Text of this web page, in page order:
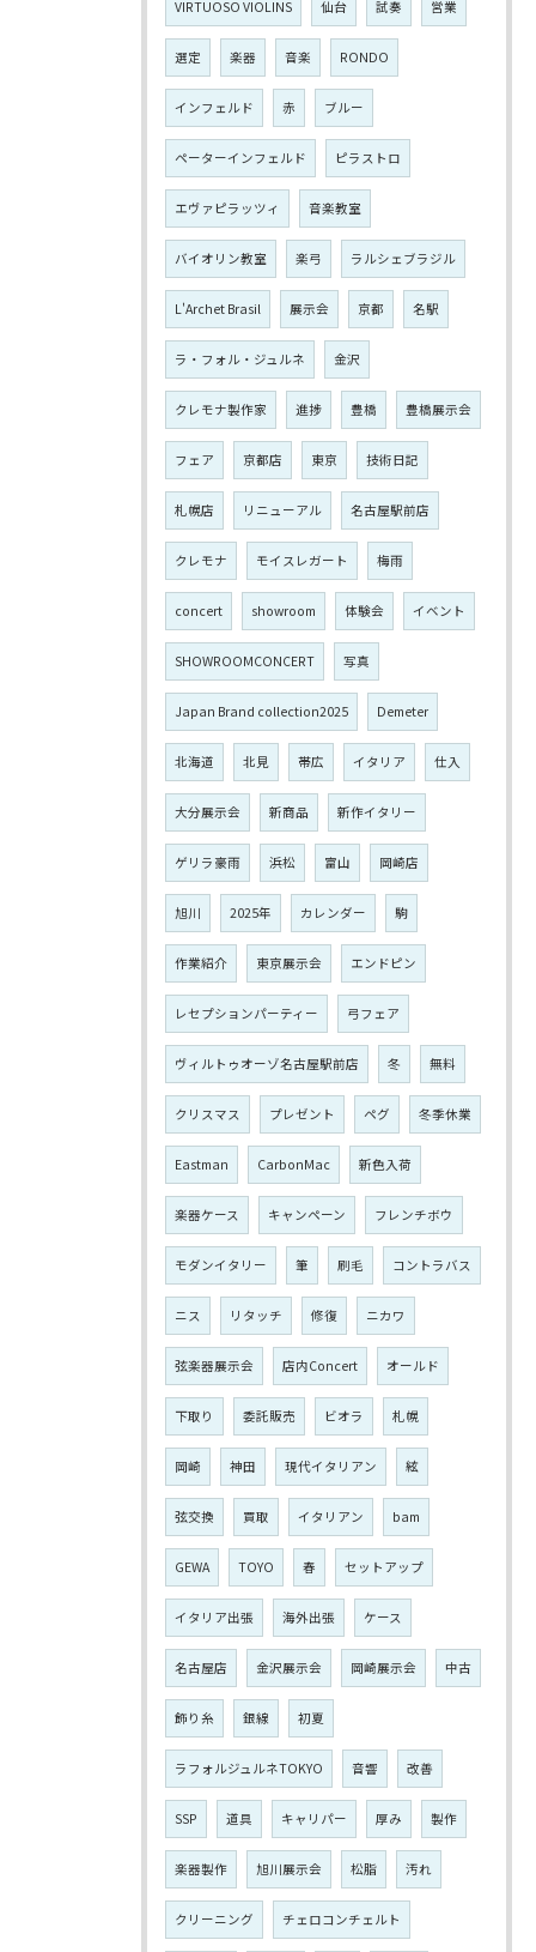
VIRTUOSO VIOLINS 仙台 試奏 営業
選定 楽器 音楽 RONDO
インフェルド 赤 ブルー
ペーターインフェルド ピラストロ
エヴァピラッツィ 音楽教室
バイオリン教室 楽弓 ラルシェブラジル
L'Archet Brasil 展示会 京都 名駅
ラ・フォル・ジュルネ 金沢
クレモナ製作家 進捗 豊橋 豊橋展示会
フェア 京都店 東京 技術日記
札幌店 リニューアル 名古屋駅前店
クレモナ モイスレガート 梅雨
concert showroom 体験会 イベント
SHOWROOMCONCERT 写真
Japan Brand collection2025 Demeter
北海道 北見 帯広 イタリア 仕入
大分展示会 新商品 新作イタリー
ゲリラ豪雨 浜松 富山 岡崎店
旭川 2025年 カレンダー 駒
作業紹介 東京展示会 エンドピン
レセプションパーティー 弓フェア
ヴィルトゥオーゾ名古屋駅前店 冬 無料
クリスマス プレゼント ペグ 冬季休業
Eastman CarbonMac 新色入荷
楽器ケース キャンペーン フレンチボウ
モダンイタリー 筆 刷毛 コントラバス
ニス リタッチ 修復 ニカワ
弦楽器展示会 店内Concert オールド
下取り 委託販売 ビオラ 札幌
岡崎 神田 現代イタリアン 絃
弦交換 買取 イタリアン bam
GEWA TOYO 春 セットアップ
イタリア出張 海外出張 ケース
名古屋店 金沢展示会 岡崎展示会 中古
飾り糸 銀線 初夏
ラフォルジュルネTOKYO 音響 改善
SSP 道具 キャリパー 厚み 製作
楽器製作 旭川展示会 松脂 汚れ
クリーニング チェロコンチェルト